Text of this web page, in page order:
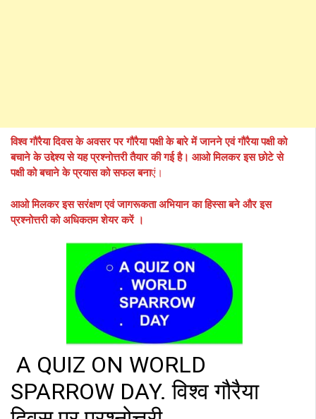
विश्व गौरैया दिवस के अवसर पर गौरैया पक्षी के बारे में जानने एवं गौरैया पक्षी को
बचाने के उद्देश्य से यह प्रश्नोत्तरी तैयार की गई है। आओ मिलकर इस छोटे से
पक्षी को बचाने के प्रयास को सफल बनाएं।
आओ मिलकर इस सरंक्षण एवं जागरूकता अभियान का हिस्सा बने और इस
प्रश्नोत्तरी को अधिकतम शेयर करें ।